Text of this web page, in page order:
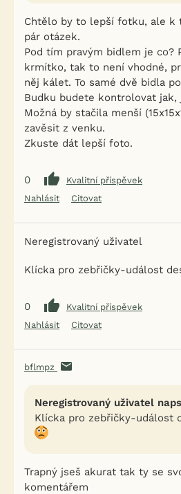
Chtělo by to lepší fotku, ale k
pár otázek.
Pod tím pravým bidlem je co?
krmítko, tak to není vhodné,
něj kálet. To samé dvě bidla
Budku budete kontrolovat jak,
Možná by stačila menší
zavěsit z venku.
Zkuste dát lepší foto.
0
Kvalitní příspěvek
Nahlásit
Citovat
Neregistrovaný uživatel
Klícka pro zebřičky-událost
0
Kvalitní příspěvek
Nahlásit
Citovat
bflmpz
Neregistrovaný uživatel
Klícka pro zebřičky-událost
Trapný jseš akurat tak ty se
komentářem